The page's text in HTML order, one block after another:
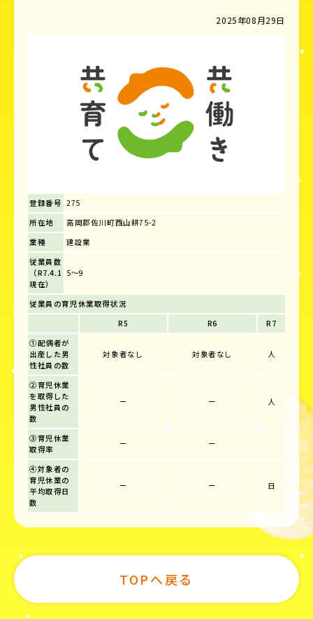
2025年08月29日
登録番号 275
所在地
高岡郡佐川町西山耕75-2
業種
建設業
従業員数
（R7.4.1
現在）
5～9
従業員の育児休業取得状況
R5
R6
R7
①配偶者が
出産した男
性社員の数
対象者なし 対象者なし 人
②育児休業
を取得した
男性社員の
数
ー ー 人
③育児休業
取得率
ー ー
④対象者の
育児休業の
平均取得日
数
ー ー 日
TOPへ戻る